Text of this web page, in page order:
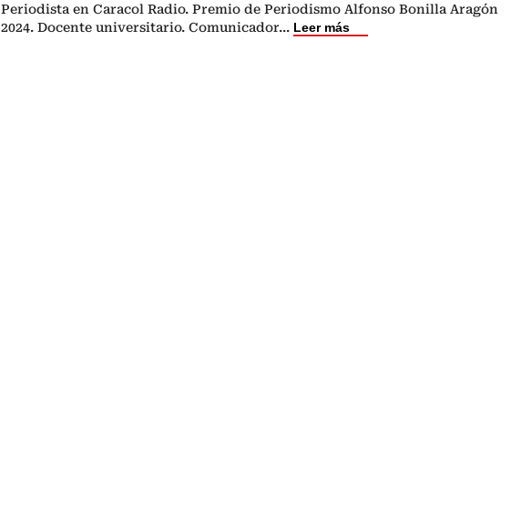
Periodista en Caracol Radio. Premio de Periodismo Alfonso Bonilla Aragón
2024. Docente universitario. Comunicador... Leer más